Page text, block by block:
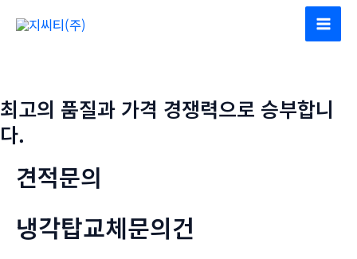
건
너
뛰
Main
최고의 품질과 가격 경쟁력으로 승부합니
다.
견적문의
냉각탑교체문의건